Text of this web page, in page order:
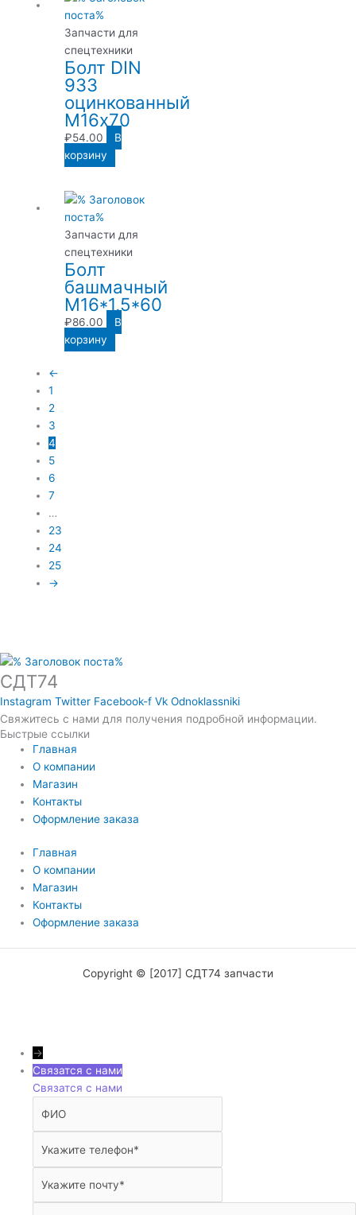
Запчасти для
спецтехники
Болт DIN
933
оцинкованный
М16х70
₽54.00
В
корзину
Запчасти для
спецтехники
Болт
башмачный
М16*1,5*60
₽86.00
В
корзину
←
1
2
3
4
5
6
7
…
23
24
25
→
СДТ74
Instagram Twitter Facebook-f Vk Odnoklassniki
Свяжитесь с нами для получения подробной информации.
Быстрые ссылки
Главная
О компании
Магазин
Контакты
Оформление заказа
Главная
О компании
Магазин
Контакты
Оформление заказа
Copyright © [2017] СДТ74 запчасти
→
Связатся с нами
Связатся с нами